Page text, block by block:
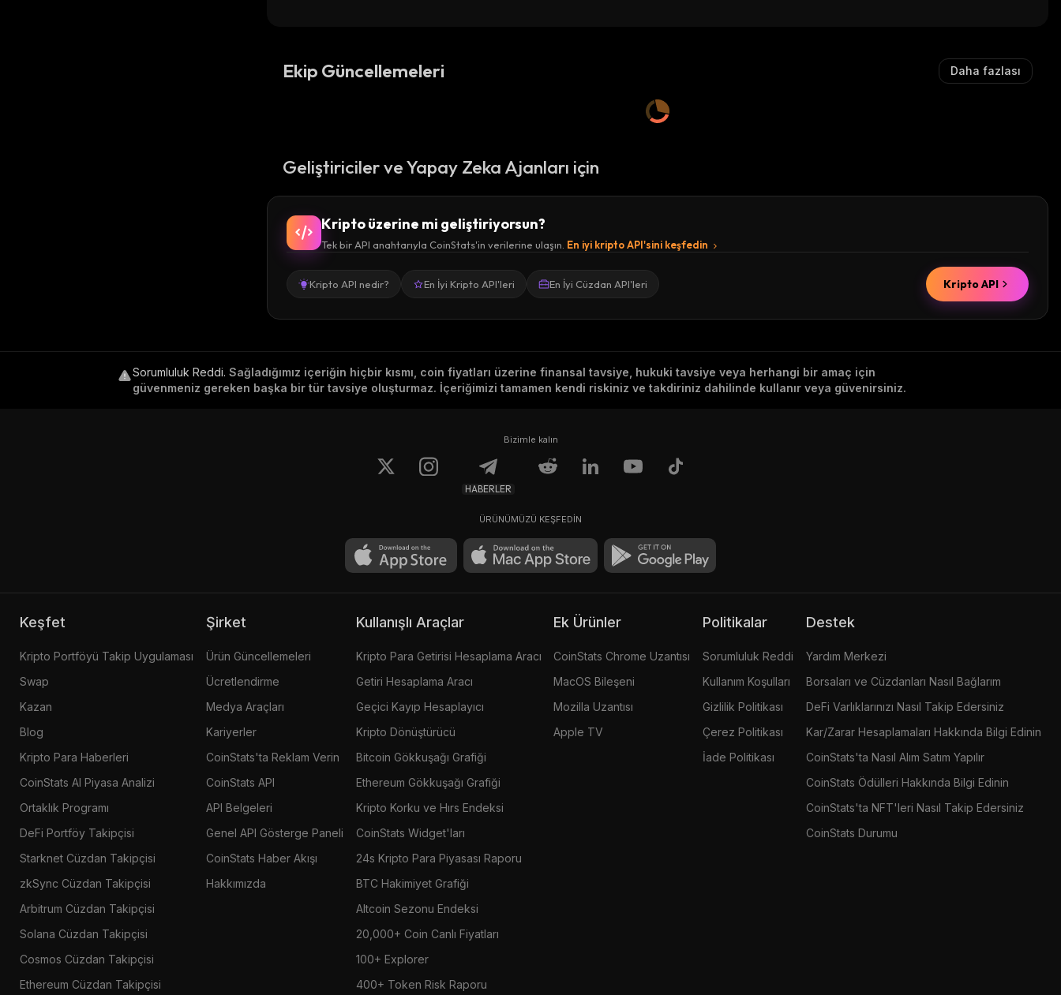
Ekip Güncellemeleri Daha fazlası
Geliştiriciler ve Yapay Zeka Ajanları için
Kripto üzerine mi geliştiriyorsun?
Tek bir API anahtarıyla CoinStats'in verilerine ulaşın. En iyi kripto API'sini keşfedin
Kripto API nedir? En İyi Kripto API'leri En İyi Cüzdan API'leri Kripto API
Sorumluluk Reddi. Sağladığımız içeriğin hiçbir kısmı, coin fiyatları üzerine finansal tavsiye, hukuki tavsiye veya herhangi bir amaç için
güvenmeniz gereken başka bir tür tavsiye oluşturmaz. İçeriğimizi tamamen kendi riskiniz ve takdiriniz dahilinde kullanır veya güvenirsiniz.
Bizimle kalın
HABERLER
ÜRÜNÜMÜZÜ KEŞFEDİN
Keşfet
Kripto Portföyü Takip Uygulaması
Swap
Kazan
Blog
Kripto Para Haberleri
CoinStats AI Piyasa Analizi
Ortaklık Programı
DeFi Portföy Takipçisi
Starknet Cüzdan Takipçisi
zkSync Cüzdan Takipçisi
Arbitrum Cüzdan Takipçisi
Solana Cüzdan Takipçisi
Cosmos Cüzdan Takipçisi
Ethereum Cüzdan Takipçisi
Şirket
Ürün Güncellemeleri
Ücretlendirme
Medya Araçları
Kariyerler
CoinStats'ta Reklam Verin
CoinStats API
API Belgeleri
Genel API Gösterge Paneli
CoinStats Haber Akışı
Hakkımızda
Kullanışlı Araçlar
Kripto Para Getirisi Hesaplama Aracı
Getiri Hesaplama Aracı
Geçici Kayıp Hesaplayıcı
Kripto Dönüştürücü
Bitcoin Gökkuşağı Grafiği
Ethereum Gökkuşağı Grafiği
Kripto Korku ve Hırs Endeksi
CoinStats Widget'ları
24s Kripto Para Piyasası Raporu
BTC Hakimiyet Grafiği
Altcoin Sezonu Endeksi
20,000+ Coin Canlı Fiyatları
100+ Explorer
400+ Token Risk Raporu
Ek Ürünler
CoinStats Chrome Uzantısı
MacOS Bileşeni
Mozilla Uzantısı
Apple TV
Politikalar
Sorumluluk Reddi
Kullanım Koşulları
Gizlilik Politikası
Çerez Politikası
İade Politikası
Destek
Yardım Merkezi
Borsaları ve Cüzdanları Nasıl Bağlarım
DeFi Varlıklarınızı Nasıl Takip Edersiniz
Kar/Zarar Hesaplamaları Hakkında Bilgi Edinin
CoinStats'ta Nasıl Alım Satım Yapılır
CoinStats Ödülleri Hakkında Bilgi Edinin
CoinStats'ta NFT'leri Nasıl Takip Edersiniz
CoinStats Durumu